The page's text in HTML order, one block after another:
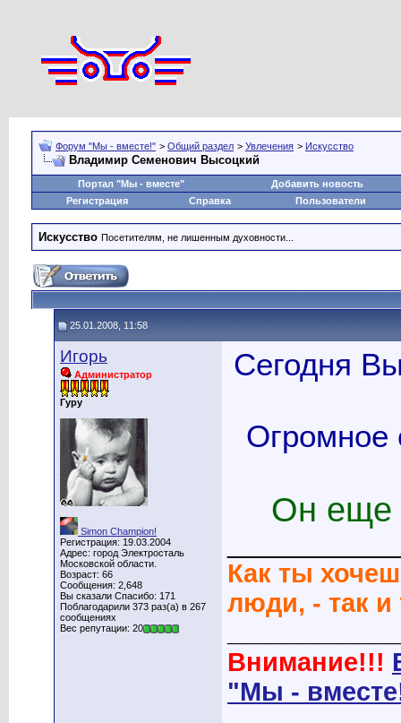
Форум "Мы - вместе!" > Общий раздел > Увлечения > Искусство
Владимир Семенович Высоцкий
Портал "Мы - вместе"
Добавить новость
Регистрация
Справка Пользователи
Искусство Посетителям, не лишенным духовности...
25.01.2008, 11:58
Игорь
Администратор
Гуру
Simon Champion!
Регистрация: 19.03.2004
Адрес: город Электросталь
Московской области.
Возраст: 66
Сообщения: 2,648
Вы сказали Спасибо: 171
Поблагодарили 373 раз(а) в 267
сообщениях
Вес репутации: 20
Сегодня
Огромное
Он еще
Как ты
люди, - так
Внимание!!!
"Мы -